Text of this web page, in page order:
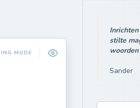
MODE
stilte
woorden
Sander